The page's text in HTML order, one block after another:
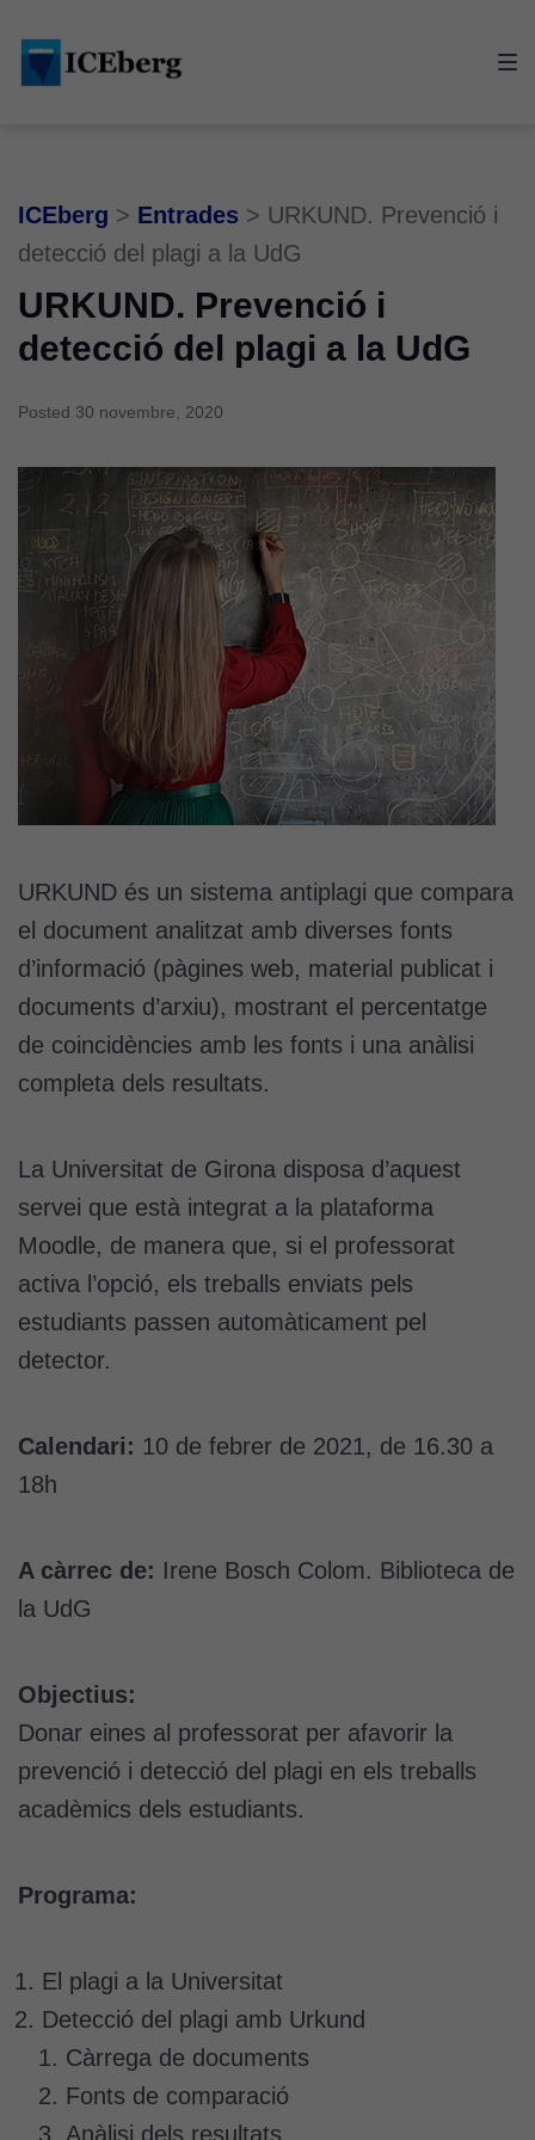
main
content
footer
ICEberg > Entrades > URKUND. Prevenció i
detecció del plagi a la UdG
URKUND. Prevenció i
detecció del plagi a la UdG
Posted 30 novembre, 2020
URKUND és un sistema antiplagi que compara
el document analitzat amb diverses fonts
d’informació (pàgines web, material publicat i
documents d’arxiu), mostrant el percentatge
de coincidències amb les fonts i una anàlisi
completa dels resultats.
La Universitat de Girona disposa d’aquest
servei que està integrat a la plataforma
Moodle, de manera que, si el professorat
activa l’opció, els treballs enviats pels
estudiants passen automàticament pel
detector.
Calendari: 10 de febrer de 2021, de 16.30 a
18h
A càrrec de: Irene Bosch Colom. Biblioteca de
la UdG
Objectius:
Donar eines al professorat per afavorir la
prevenció i detecció del plagi en els treballs
acadèmics dels estudiants.
Programa:
El plagi a la Universitat
Detecció del plagi amb Urkund
Càrrega de documents
Fonts de comparació
Anàlisi dels resultats